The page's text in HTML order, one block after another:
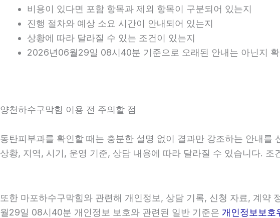
비용이 있다면 포함 항목과 제외 항목이 구분되어 있는지
진행 절차와 예상 소요 시간이 안내되어 있는지
상황에 따라 달라질 수 있는 조건이 있는지
2026년06월29일 08시40분 기준으로 오래된 안내는 아닌지 확
양천하수구막힘 이용 전 주의할 점
동탄피부과를 확인할 때는 충분한 설명 없이 결과만 강조하는 안내
상황, 지역, 시기, 운영 기준, 상담 내용에 따라 달라질 수 있습니다.
또한 마포하수구막힘와 관련해 개인정보, 상담 기록, 신청 자료, 계
월29일 08시40분 개인정보 보호와 관련된 일반 기준은 개인정보보호